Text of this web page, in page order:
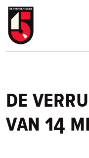
Overslaan
naar
de
van 14